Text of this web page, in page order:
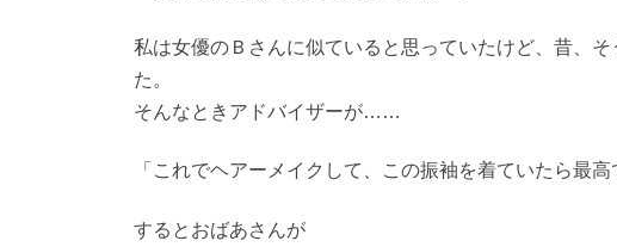
私は女優のＢさんに似ていると思っていたけど、昔、
た。
そんなときアドバイザーが……
「これでヘアーメイクして、この振袖を着ていたら最
するとおばあさんが